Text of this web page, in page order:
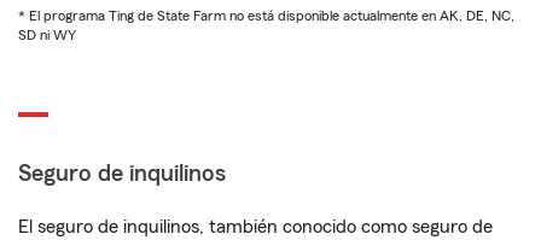
* El programa Ting de State Farm no está disponible actualmente en AK, DE, NC,
SD ni WY
Seguro de inquilinos
El seguro de inquilinos, también conocido como seguro de